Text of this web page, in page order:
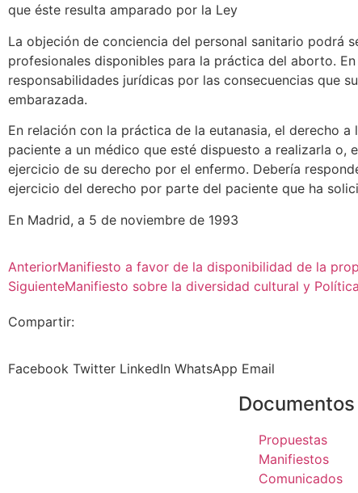
que éste resulta amparado por la Ley
La objeción de conciencia del personal sanitario podrá
profesionales disponibles para la práctica del aborto.
responsabilidades jurídicas por las consecuencias que
embarazada.
En relación con la práctica de la eutanasia, el derecho
paciente a un médico que esté dispuesto a realizarla
ejercicio de su derecho por el enfermo. Debería
ejercicio del derecho por parte del paciente que ha
En Madrid, a 5 de noviembre de 1993
AnteriorManifiesto a favor de la disponibilidad de la
SiguienteManifiesto sobre la diversidad cultural y
Compartir:
Facebook Twitter LinkedIn WhatsApp Email
Documentos
Propuestas
Manifiestos
Comunicados